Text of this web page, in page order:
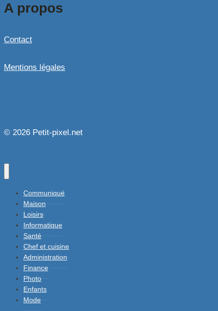
A propos
Contact
Mentions légales
© 2026 Petit-pixel.net
Communiqué
Maison
Loisirs
Informatique
Santé
Chef et cuisine
Administration
Finance
Photo
Enfants
Mode